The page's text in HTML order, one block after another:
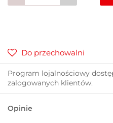
Do przechowalni
Program lojalnościowy
zalogowanych klientów.
Opinie